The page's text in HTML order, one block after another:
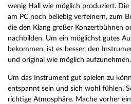
wenig Hall wie möglich produziert.
am PC noch beliebig verfeinern, zum
die den Klang großer Konzertbühnen
nachbilden. Um ein möglichst gutes
bekommen, ist es besser, den
und original wie möglich aufzunehmen.
Um das Instrument gut spielen zu
entspannt sein und sich wohl fühlen.
richtige Atmosphäre. Mache vorher